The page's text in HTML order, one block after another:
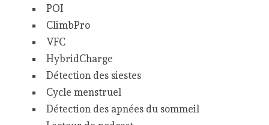
POI
ClimbPro
VFC
HybridCharge
Détection des siestes
Cycle menstruel
Détection des apnées du sommeil